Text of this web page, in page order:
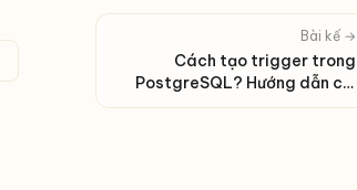
Bài kế →
Cách tạo trigger trong
PostgreSQL? Hướng dẫn chi
tiết kèm ví dụ